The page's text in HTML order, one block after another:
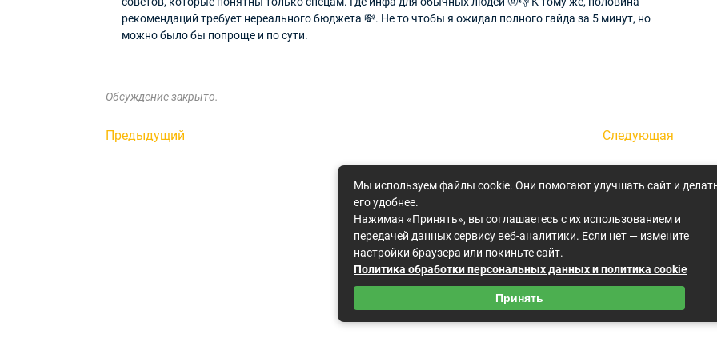
рекомендаций требует нереального бюджета 💸. Не то чтобы я ожидал полного гайда за 5 минут, но
можно было бы попроще и по сути.
Обсуждение закрыто.
Навигация
Предыдущая
Предыдущий
Следующая
Следующая
Мы используем файлы cookie. Они помогают улучшать сайт и
его удобнее.
Нажимая «Принять», вы соглашаетесь с их использованием и
передачей данных сервису веб-аналитики. Если нет — измените
настройки браузера или покиньте сайт.
Политика обработки персональных данных и политика cookie
Принять